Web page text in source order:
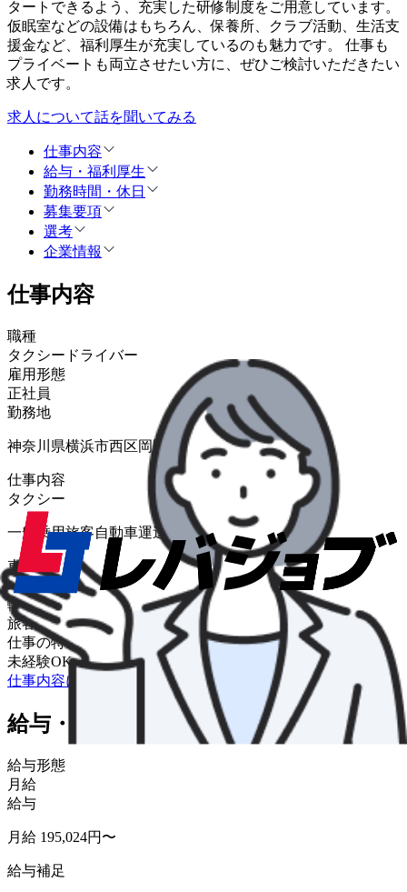
タートできるよう、充実した研修制度をご用意しています。
仮眠室などの設備はもちろん、保養所、クラブ活動、生活支
援金など、福利厚生が充実しているのも魅力です。 仕事も
プライベートも両立させたい方に、ぜひご検討いただきたい
求人です。
求人について話を聞いてみる
仕事内容
給与・福利厚生
勤務時間・休日
募集要項
選考
企業情報
仕事内容
職種
タクシードライバー
雇用形態
正社員
勤務地
神奈川県横浜市西区岡野2-15-18
仕事内容
タクシー
一般乗用旅客自動車運送事業(タクシー)
車種
タクシー
輸送品目
旅客
仕事の特色
未経験OK
仕事内容について詳しく知りたい
給与・福利厚生
給与形態
月給
給与
月給 195,024円〜
給与補足